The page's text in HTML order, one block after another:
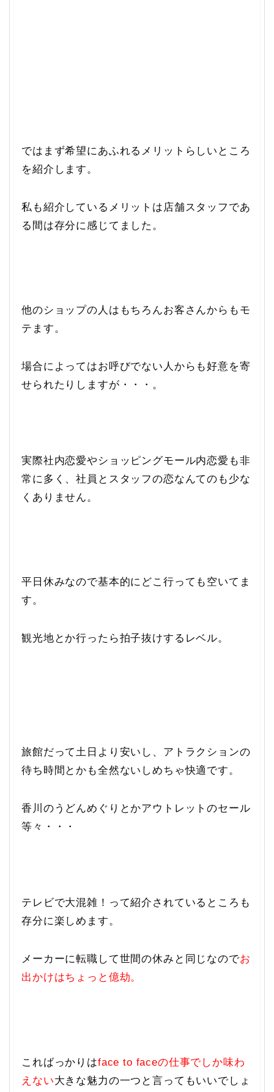
ではまず希望にあふれるメリットらしいところ
を紹介します。
私も紹介しているメリットは店舗スタッフであ
る間は存分に感じてました。
他のショップの人はもちろんお客さんからもモ
テます。
場合によってはお呼びでない人からも好意を寄
せられたりしますが・・・。
実際社内恋愛やショッピングモール内恋愛も非
常に多く、社員とスタッフの恋なんてのも少な
くありません。
平日休みなので基本的にどこ行っても空いてま
す。
観光地とか行ったら拍子抜けするレベル。
旅館だって土日より安いし、アトラクションの
待ち時間とかも全然ないしめちゃ快適です。
香川のうどんめぐりとかアウトレットのセール
等々・・・
テレビで大混雑！って紹介されているところも
存分に楽しめます。
メーカーに転職して世間の休みと同じなのでお
出かけはちょっと億劫。
こればっかりはface to faceの仕事でしか味わ
えない大きな魅力の一つと言ってもいいでしょ